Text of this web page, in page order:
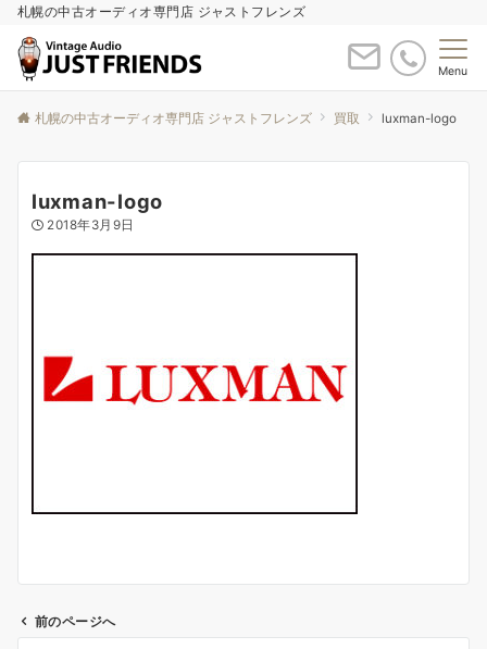
札幌の中古オーディオ専門店 ジャストフレンズ
Menu
札幌の中古オーディオ専門店 ジャストフレンズ 買取 luxman-logo
luxman-logo
2018年3月9日
前のページへ